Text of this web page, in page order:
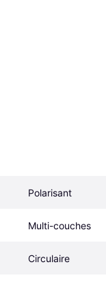
Polarisant
Multi-couches
Circulaire